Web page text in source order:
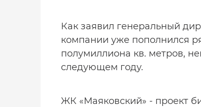
Как заявил генеральный
компании уже пополнился
полумиллиона кв. метров,
следующем году.
ЖК «Маяковский» - проект